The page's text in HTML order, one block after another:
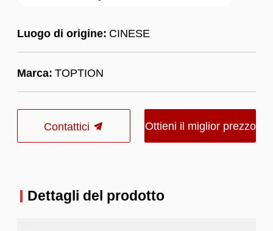
Luogo di origine: CINESE
Marca: TOPTION
Contattici Ottieni il miglior prezzo
Dettagli del prodotto